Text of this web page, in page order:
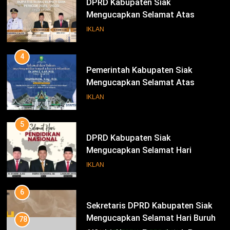
DPRD Kabupaten Siak
Mengucapkan Selamat Atas
Pengambilan Sumpah Jabatan
IKLAN
4
Pemerintah Kabupaten Siak
Mengucapkan Selamat Atas
Pengambilan Sumpah Jabatan
IKLAN
5
DPRD Kabupaten Siak
Mengucapkan Selamat Hari
Pendidikan Nasional
IKLAN
6
Sekretaris DPRD Kabupaten Siak
Mengucapkan Selamat Hari Buruh
78